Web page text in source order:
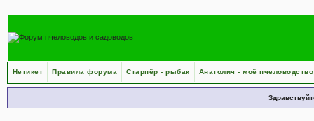
Нетикет Правила форума Старпёр - рыбак Анатолич - моё пчеловодство